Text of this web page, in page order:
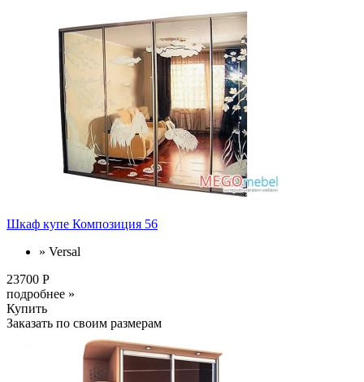
Шкаф купе Композиция 56
» Versal
23700 Р
подробнее »
Купить
Заказать по своим размерам